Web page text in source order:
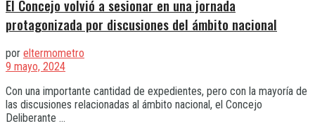
El Concejo volvió a sesionar en una jornada
protagonizada por discusiones del ámbito nacional
por eltermometro
9 mayo, 2024
Con una importante cantidad de expedientes, pero con la mayoría de
las discusiones relacionadas al ámbito nacional, el Concejo
Deliberante ...